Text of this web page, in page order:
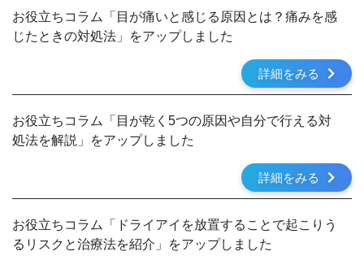
お役立ちコラム「目が痛いと感じる原因とは？痛みを感
じたときの対処法」をアップしました
詳細をみる
お役立ちコラム「目が乾く5つの原因や自分で行える対
処法を解説」をアップしました
詳細をみる
お役立ちコラム「ドライアイを放置することで起こりう
るリスクと治療法を紹介」をアップしました